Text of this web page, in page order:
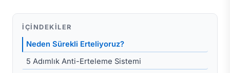
İÇINDEKILER
Neden Sürekli Erteliyoruz?
5 Adımlık Anti-Erteleme Sistemi